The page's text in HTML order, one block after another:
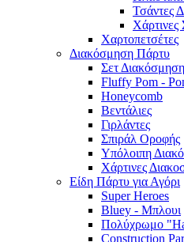
Τσάντες
Χάρτινες
Χαρτοπετσέτες
Διακόσμηση Πάρτυ
Σετ
Fluffy Pom -
Honeycomb
Βεντάλιες
Γιρλάντες
Σπιράλ Οροφής
Υπόλοιπη
Χάρτινες
Είδη Πάρτυ για Αγόρι
Super Heroes
Bluey - Μπλουι
Πολύχρωμο
Construction